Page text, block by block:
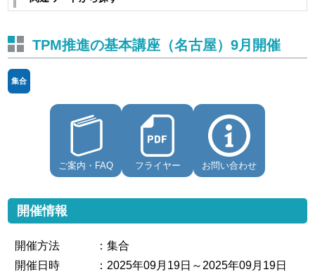
TPM推進の基本講座（名古屋）9月開催
集合
ご案内・FAQ フライヤー お問い合わせ
開催情報
開催方法
：集合
開催日時
：2025年09月19日～2025年09月19日